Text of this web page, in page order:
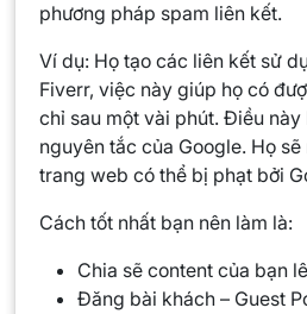
phương pháp spam liên kết.
Ví dụ: Họ tạo các liên kết sử
Fiverr, việc này giúp họ có
chỉ sau một vài phút. Điều này
nguyên tắc của Google. Họ
trang web có thể bị phạt bởi
Cách tốt nhất bạn nên làm là:
Chia sẽ content của bạn
Đăng bài khách – Guest